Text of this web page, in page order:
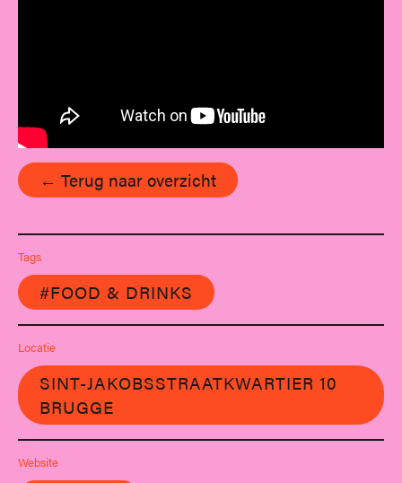
← Terug naar overzicht
Tags
#FOOD & DRINKS
Locatie
SINT-JAKOBSSTRAATKWARTIER 10
BRUGGE
Website